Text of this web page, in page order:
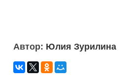
Автор: Юлия Зурилина